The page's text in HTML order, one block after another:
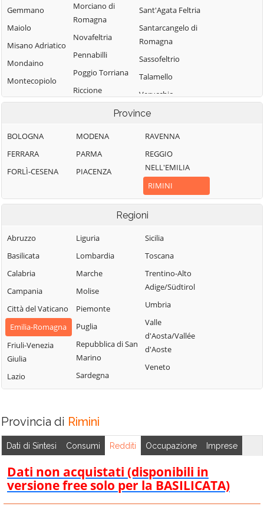
Gemmano
Maiolo
Misano Adriatico
Mondaino
Montecopiolo
Morciano di
Romagna
Novafeltria
Pennabilli
Poggio Torriana
Riccione
Sant'Agata Feltria
Santarcangelo di
Romagna
Sassofeltrio
Talamello
Verucchio
Province
BOLOGNA
FERRARA
FORLÌ-CESENA
MODENA
PARMA
PIACENZA
RAVENNA
REGGIO
NELL'EMILIA
RIMINI
Regioni
Abruzzo
Basilicata
Calabria
Campania
Città del Vaticano
Emilia-Romagna
Friuli-Venezia
Giulia
Lazio
Liguria
Lombardia
Marche
Molise
Piemonte
Puglia
Repubblica di San
Marino
Sardegna
Sicilia
Toscana
Trentino-Alto
Adige/Südtirol
Umbria
Valle
d'Aosta/Vallée
d'Aoste
Veneto
Provincia di Rimini
Dati di Sintesi Consumi Redditi Occupazione Imprese
Dati non acquistati (disponibili in
versione free solo per la BASILICATA)